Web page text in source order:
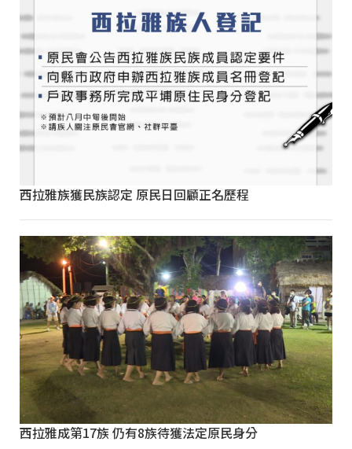
西拉雅族獲民族認定 原民日回顧正名歷程
西拉雅成第17族 仍有8族待獲法定原民身分